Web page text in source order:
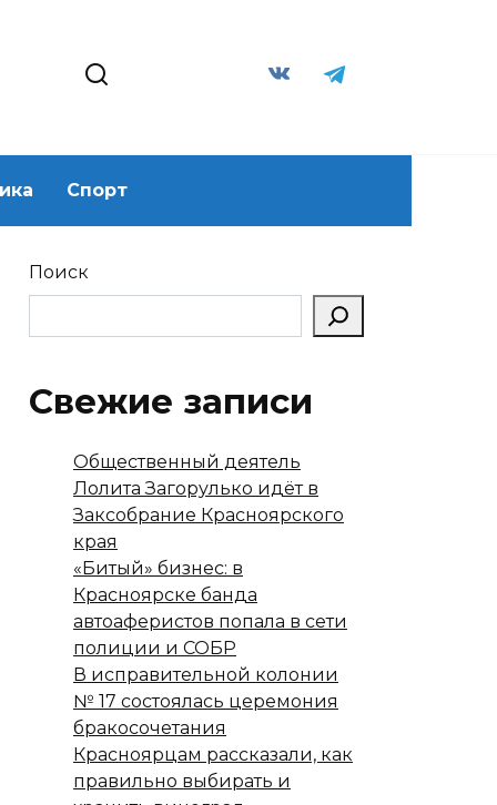
Спорт
Поиск
Свежие записи
Общественный деятель
Лолита Загорулько идёт в
Заксобрание Красноярского
края
«Битый» бизнес: в
Красноярске банда
автоаферистов попала в сети
полиции и СОБР
В исправительной колонии
№ 17 состоялась церемония
бракосочетания
Красноярцам рассказали, как
правильно выбирать и